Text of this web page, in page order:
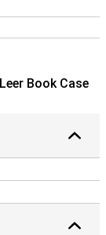
Book Case